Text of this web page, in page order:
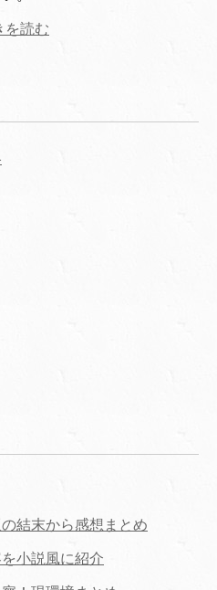
を読む
結末から感想まとめ
小説風に紹介